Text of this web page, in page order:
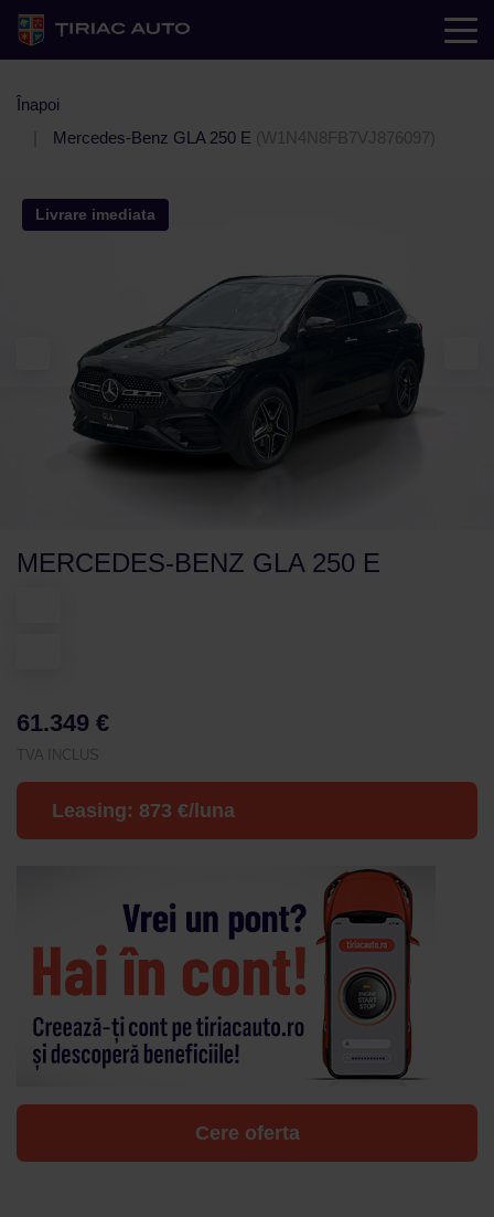
Înapoi
Mercedes-Benz GLA 250 E (W1N4N8FB7VJ876097)
Livrare imediata
MERCEDES-BENZ GLA 250 E
61.349 €
TVA INCLUS
Leasing: 873 €/luna
Cere oferta